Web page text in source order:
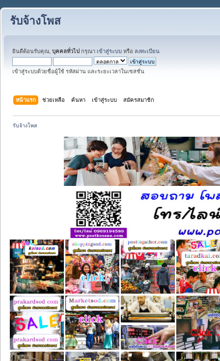
รับจ้างโพส
ยินดีต้อนรับคุณ, บุคคลทั่วไป กรุณา เข้าสู่ระบบ หรือ ลงทะเบียน
เข้าสู่ระบบด้วยชื่อผู้ใช้ รหัสผ่าน และระยะเวลาในเซสชั่น
หน้าแรก ช่วยเหลือ ค้นหา เข้าสู่ระบบ สมัครสมาชิก
รับจ้างโพส